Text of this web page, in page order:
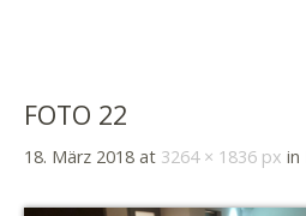
FOTO 22
18. März 2018 at 3264 × 1836 px in